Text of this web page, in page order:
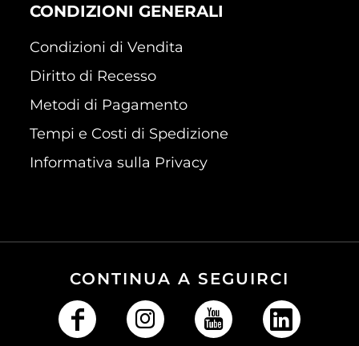
CONDIZIONI GENERALI
Condizioni di Vendita
Diritto di Recesso
Metodi di Pagamento
Tempi e Costi di Spedizione
Informativa sulla Privacy
CONTINUA A SEGUIRCI